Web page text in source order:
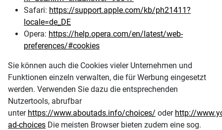
Safari: https://support.apple.com/kb/ph21411?
locale=de_DE
Opera: https://help.opera.com/en/latest/web-
preferences/#cookies
Sie können auch die Cookies vieler Unternehmen und
Funktionen einzeln verwalten, die für Werbung eingesetzt
werden. Verwenden Sie dazu die entsprechenden
Nutzertools, abrufbar
unter https://www.aboutads.info/choices/ oder http://
ad-choices Die meisten Browser bieten zudem eine sog.